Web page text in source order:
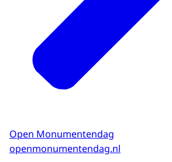
Open Monumentendag
openmonumentendag.nl